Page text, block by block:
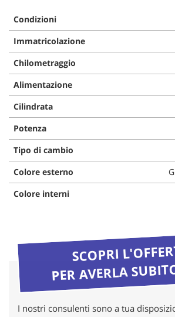
Condizioni
Immatricolazione
Chilometraggio
Alimentazione
Cilindrata
Potenza
Tipo di cambio
Colore esterno
Colore interni
SCOPRI
PER AVERLA
I nostri consulenti sono a tua
questi
strumenti
di
tracciamento
si
rimanda
alla
cookie
policy.
Puoi
rivedere
e
modificare
le
tue
scelte